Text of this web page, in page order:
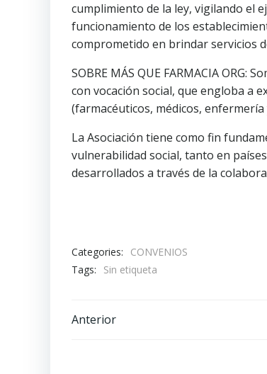
cumplimiento de la ley, vigilando el
funcionamiento de los
comprometido en brindar servicios
SOBRE MÁS QUE FARMACIA
con vocación social, que engloba a
(farmacéuticos, médicos,
La Asociación tiene como fin
vulnerabilidad social, tanto en
desarrollados a través de la
Categories:
CONVENIOS
Tags:
Sin etiqueta
Navegación
Anterior